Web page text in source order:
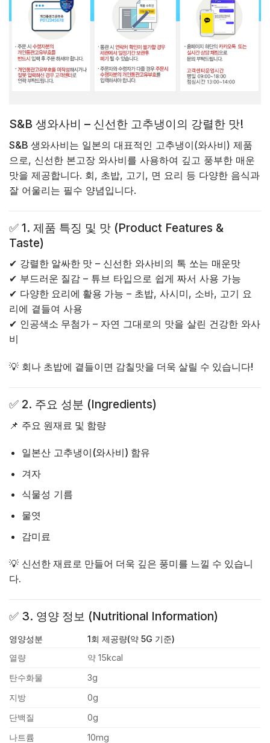
S&B 생와사비 – 신선한 고추냉이의 강렬한 맛!
S&B 생와사비는 일본의 대표적인 고추냉이(와사비) 제품
으로, 신선한 본고장 와사비를 사용하여 깊고 풍부한 매운
맛을 제공합니다. 회, 초밥, 고기, 면 요리 등 다양한 음식과
잘 어울리는 필수 양념입니다.
✅ 1. 제품 특징 및 맛 (Product Features &
Taste)
✔ 강렬한 알싸한 맛 – 신선한 와사비의 톡 쏘는 매운맛
✔ 부드러운 질감 – 튜브 타입으로 쉽게 짜서 사용 가능
✔ 다양한 요리에 활용 가능 – 초밥, 사시미, 소바, 고기 요
리에 곁들여 사용
✔ 인공색소 무첨가 – 자연 그대로의 맛을 살린 건강한 와사
비
💡 회나 초밥에 곁들이면 감칠맛을 더욱 살릴 수 있습니다!
✅ 2. 주요 성분 (Ingredients)
📌 주요 원재료 및 함량
일본산 고추냉이(와사비) 함유
겨자
식물성 기름
물엿
감미료
💡 신선한 재료로 만들어 더욱 깊은 풍미를 느낄 수 있습니
다.
✅ 3. 영양 정보 (Nutritional Information)
영양성분
1회 제공량(약 5G 기준)
열량
약 15kcal
탄수화물
3g
지방
0g
단백질
0g
나트륨
10mg